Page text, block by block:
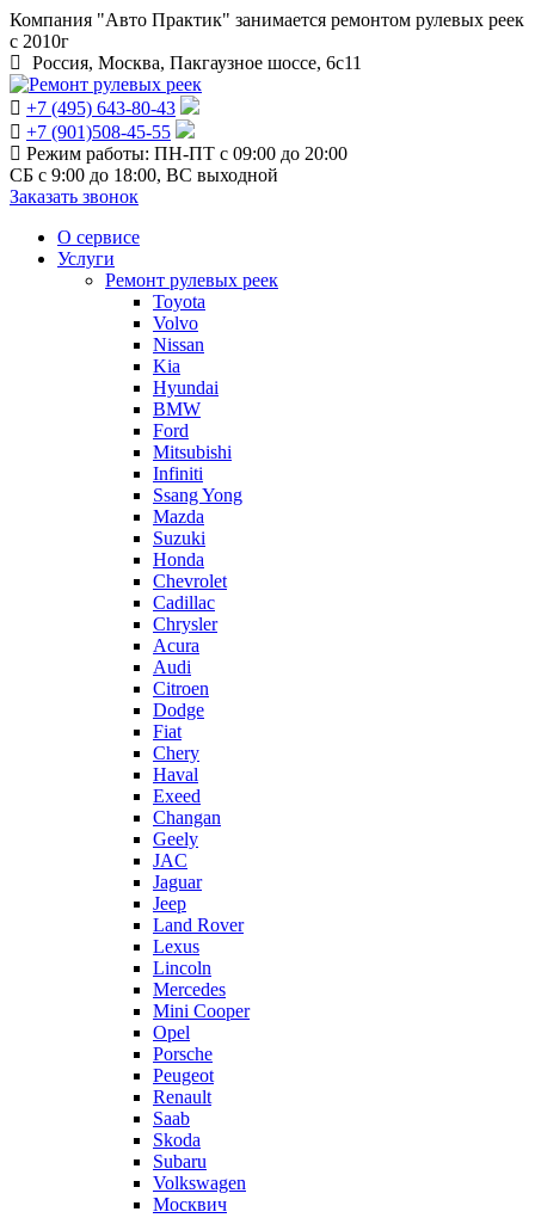
Компания "Авто Практик" занимается ремонтом рулевых реек
с 2010г
Россия, Москва, Пакгаузное шоссе, 6c11
+7 (495) 643-80-43
+7 (901)508-45-55
Режим работы: ПН-ПТ с 09:00 до 20:00
СБ c 9:00 до 18:00, ВС выходной
Заказать звонок
О сервисе
Услуги
Ремонт рулевых реек
Toyota
Volvo
Nissan
Kia
Hyundai
BMW
Ford
Mitsubishi
Infiniti
Ssang Yong
Mazda
Suzuki
Honda
Chevrolet
Cadillac
Chrysler
Acura
Audi
Citroen
Dodge
Fiat
Chery
Haval
Exeed
Changan
Geely
JAC
Jaguar
Jeep
Land Rover
Lexus
Lincoln
Mercedes
Mini Cooper
Opel
Porsche
Peugeot
Renault
Saab
Skoda
Subaru
Volkswagen
Москвич